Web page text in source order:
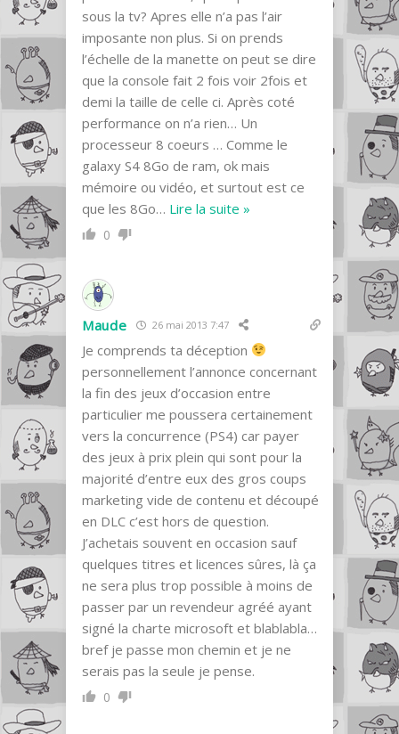
sous la tv? Apres elle n’a pas l’air
imposante non plus. Si on prends
l’échelle de la manette on peut se dire
que la console fait 2 fois voir 2fois et
demi la taille de celle ci. Après coté
performance on n’a rien… Un
processeur 8 coeurs … Comme le
galaxy S4 8Go de ram, ok mais
mémoire ou vidéo, et surtout est ce
que les 8Go… Lire la suite »
0
Maude 26 mai 2013 7:47
Je comprends ta déception
personnellement l’annonce concernant
la fin des jeux d’occasion entre
particulier me poussera certainement
vers la concurrence (PS4) car payer
des jeux à prix plein qui sont pour la
majorité d’entre eux des gros coups
marketing vide de contenu et découpé
en DLC c’est hors de question.
J’achetais souvent en occasion sauf
quelques titres et licences sûres, là ça
ne sera plus trop possible à moins de
passer par un revendeur agréé ayant
signé la charte microsoft et blablabla…
bref je passe mon chemin et je ne
serais pas la seule je pense.
0